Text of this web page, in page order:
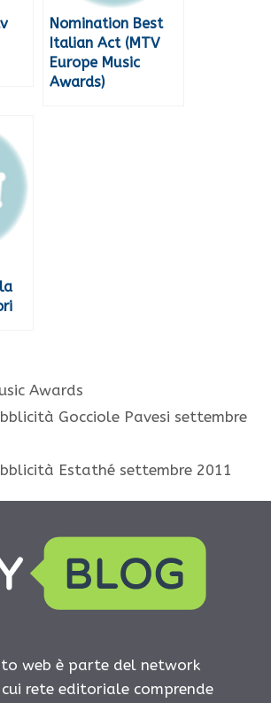
Nomination Best
Italian Act (MTV
Europe Music
Awards)
Awards
Gocciole Pavesi settembre
Estathé settembre 2011
web è parte del network
rete editoriale comprende